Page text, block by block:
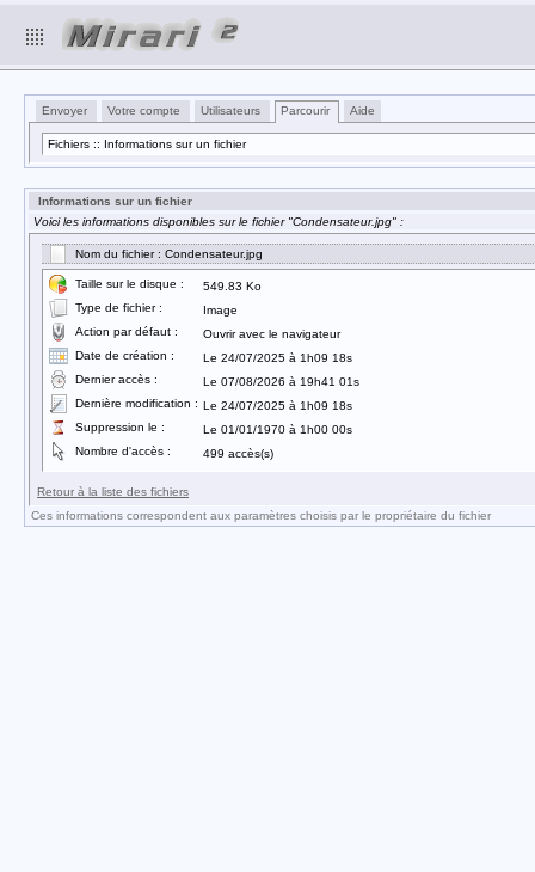
Envoyer Votre compte Utilisateurs Parcourir Aide
Fichiers :: Informations sur un fichier
Informations sur un fichier
Voici les informations disponibles sur le fichier "Condensateur.jpg" :
Nom du fichier : Condensateur.jpg
Taille sur le disque :
549.83 Ko
Type de fichier :
Image
Action par défaut :
Ouvrir avec le navigateur
Date de création :
Le 24/07/2025 à 1h09 18s
Dernier accès :
Le 07/08/2026 à 19h41 01s
Dernière modification : Le 24/07/2025 à 1h09 18s
Suppression le :
Le 01/01/1970 à 1h00 00s
Nombre d'accès :
499 accès(s)
Retour à la liste des fichiers
Ces informations correspondent aux paramètres choisis par le propriétaire du fichier